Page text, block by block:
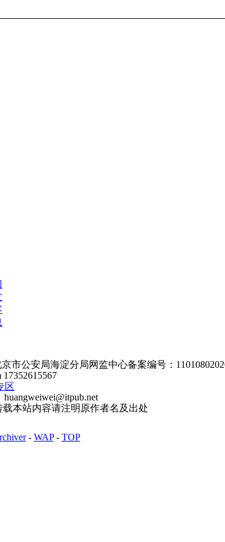
市公安局海淀分局网监中心备案编号：
17352615567
区
huangweiwei@itpub.net
本站内容请注明原作者名及出处
- WAP- TOP